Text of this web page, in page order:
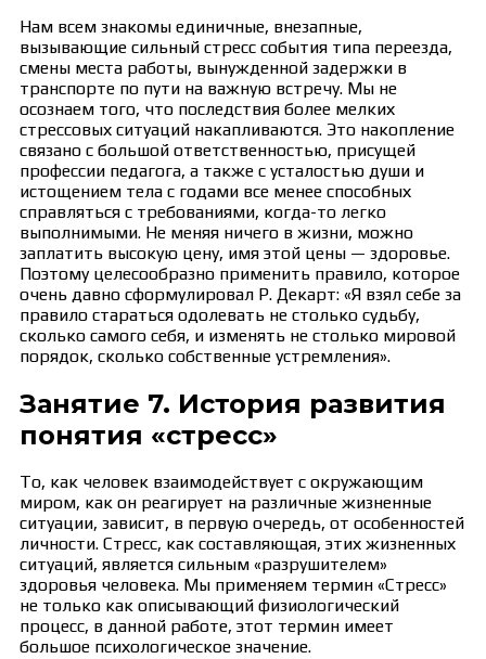
Нам всем знакомы единичные, внезапные,
вызывающие сильный стресс события типа переезда,
смены места работы, вынужденной задержки в
транспорте по пути на важную встречу. Мы не
осознаем того, что последствия более мелких
стрессовых ситуаций накапливаются. Это накопление
связано с большой ответственностью, присущей
профессии педагога, а также с усталостью души и
истощением тела с годами все менее способных
справляться с требованиями, когда-то легко
выполнимыми. Не меняя ничего в жизни, можно
заплатить высокую цену, имя этой цены — здоровье.
Поэтому целесообразно применить правило, которое
очень давно сформулировал Р. Декарт: «Я взял себе за
правило стараться одолевать не столько судьбу,
сколько самого себя, и изменять не столько мировой
порядок, сколько собственные устремления».
Занятие 7. История развития
понятия «стресс»
То, как человек взаимодействует с окружающим
миром, как он реагирует на различные жизненные
ситуации, зависит, в первую очередь, от особенностей
личности. Стресс, как составляющая, этих жизненных
ситуаций, является сильным «разрушителем»
здоровья человека. Мы применяем термин «Стресс»
не только как описывающий физиологический
процесс, в данной работе, этот термин имеет
большое психологическое значение.